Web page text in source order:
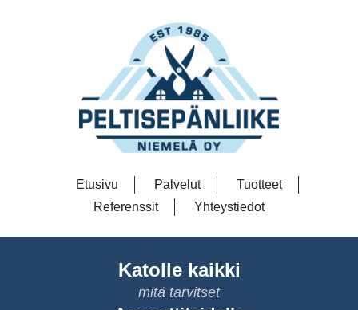
Etusivu Palvelut
Tuotteet
Referenssit
Yhteystiedot
Katolle kaikki
mitä tarvitset